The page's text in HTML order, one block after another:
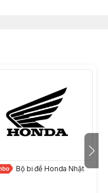
Bộ bi đề Honda Nhật